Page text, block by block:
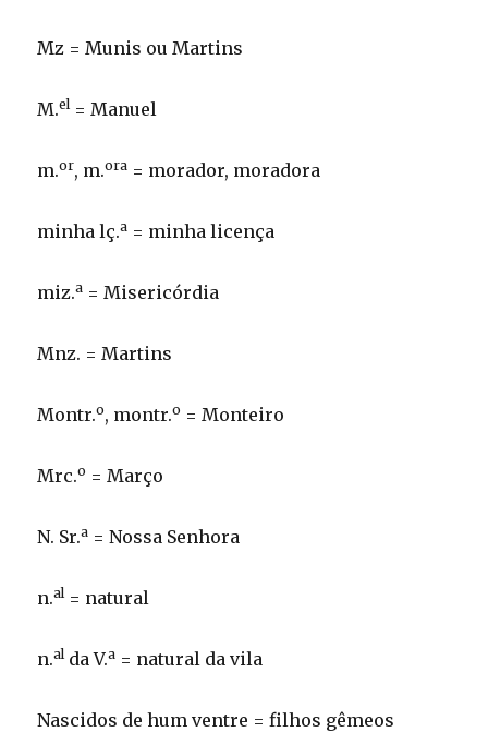
Mz = Munis ou Martins
M.el = Manuel
m.or, m.ora = morador, moradora
minha lç.a = minha licença
miz.a = Misericórdia
Mnz. = Martins
Montr.o, montr.o = Monteiro
Mrc.o = Março
N. Sr.a = Nossa Senhora
n.al = natural
n.al da V.a = natural da vila
Nascidos de hum ventre = filhos gêmeos